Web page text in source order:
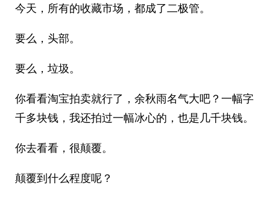
今天，所有的收藏市场，都成了二极管。
要么，头部。
要么，垃圾。
你看看淘宝拍卖就行了，余秋雨名气大吧？一幅字
千多块钱，我还拍过一幅冰心的，也是几千块钱。
你去看看，很颠覆。
颠覆到什么程度呢？